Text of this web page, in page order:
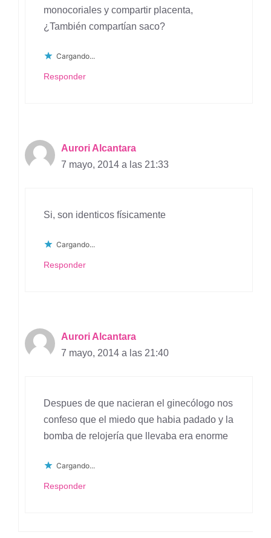
monocoriales y compartir placenta,
¿También compartían saco?
Cargando...
Responder
Aurori Alcantara
7 mayo, 2014 a las 21:33
Si, son identicos físicamente
Cargando...
Responder
Aurori Alcantara
7 mayo, 2014 a las 21:40
Despues de que nacieran el ginecólogo nos
confeso que el miedo que habia padado y la
bomba de relojería que llevaba era enorme
Cargando...
Responder